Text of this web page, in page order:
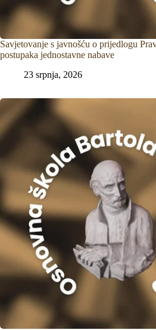
Savjetovanje s javnošću o prijedlogu
postupaka jednostavne nabave
23 srpnja, 2026